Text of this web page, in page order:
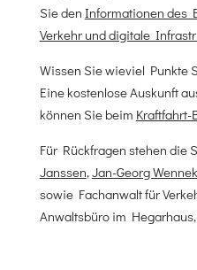
Sie den Informationen des
Verkehr und digitale
Wissen Sie wieviel Punkte
Eine kostenlose Auskunft
können Sie beim Kraftfahrt-
Für Rückfragen stehen die
Janssen,Jan-Georg
sowie Fachanwalt für
Anwaltsbüro im